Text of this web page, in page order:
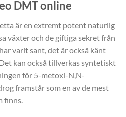
DMT online
är en extremt potent naturlig
växter och de giftiga sekret från
varit sant, det är också känt
kan också tillverkas syntetiskt
för 5-metoxi-N,N-
framstår som en av de mest
finns.